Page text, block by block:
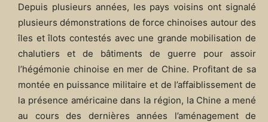
Depuis plusieurs années, les pays voisins ont signalé
plusieurs démonstrations de force chinoises autour des
îles et îlots contestés avec une grande mobilisation de
chalutiers et de bâtiments de guerre pour assoir
l’hégémonie chinoise en mer de Chine. Profitant de sa
montée en puissance militaire et de l’affaiblissement de
la présence américaine dans la région, la Chine a mené
au cours des dernières années l’aménagement de